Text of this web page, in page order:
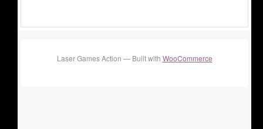
Laser Games Action — Built with WooCommerce